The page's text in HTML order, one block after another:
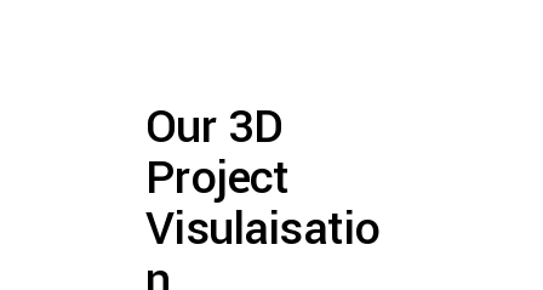
Our 3D
Project
Visulaisatio